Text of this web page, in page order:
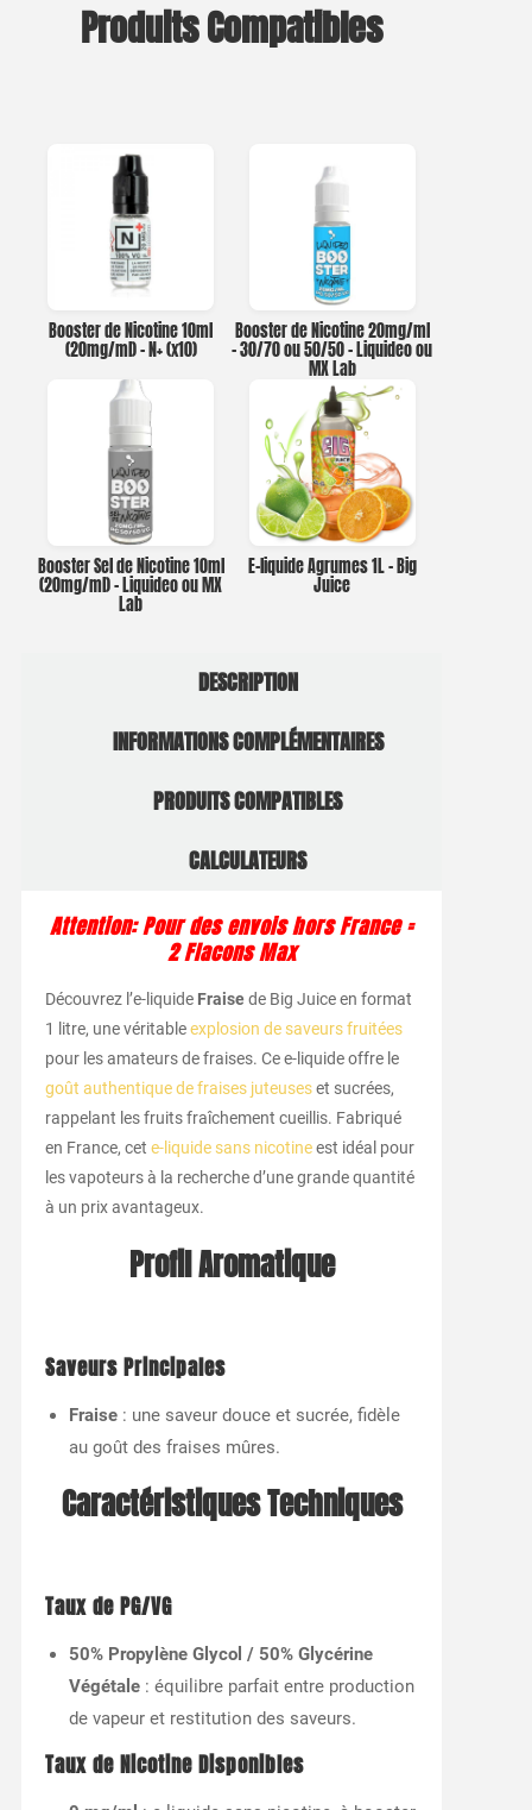
Produits Compatibles
Booster de Nicotine 10ml
(20mg/ml) – N+ (x10)
Booster de Nicotine 20mg/ml
– 30/70 ou 50/50 – Liquideo ou
MX Lab
Booster Sel de Nicotine 10ml
(20mg/ml) – Liquideo ou MX
Lab
E-liquide Agrumes 1L – Big
Juice
DESCRIPTION
INFORMATIONS COMPLÉMENTAIRES
PRODUITS COMPATIBLES
CALCULATEURS
Attention: Pour des envois hors France =
2 Flacons Max
Découvrez l’e-liquide Fraisede Big Juice en format
1 litre, une véritableexplosion de saveurs fruitées
pour les amateurs de fraises. Ce e-liquide offre le
goût authentique de fraises juteuseset sucrées,
rappelant les fruits fraîchement cueillis. Fabriqué
en France, cet e-liquide sans nicotineest idéal pour
les vapoteurs à la recherche d’une grande quantité
à un prix avantageux.
Profil Aromatique
Saveurs Principales
Fraise: une saveur douce et sucrée, fidèle
au goût des fraises mûres.
Caractéristiques Techniques
Taux de PG/VG
50% Propylène Glycol / 50% Glycérine
Végétale: équilibre parfait entre production
de vapeur et restitution des saveurs.
Taux de Nicotine Disponibles